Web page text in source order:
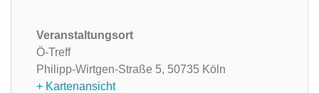
Veranstaltungsort
Ö-Treff
Philipp-Wirtgen-Straße 5, 50735 Köln
+ Kartenansicht